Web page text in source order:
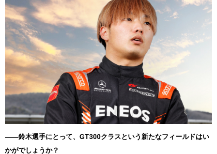
――鈴木選手にとって、 GT300クラスという新たなフィールドはい
かがでしょうか？